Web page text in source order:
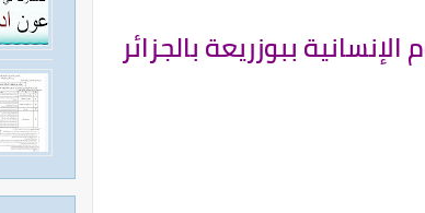
ببوزريعة بالجزائر